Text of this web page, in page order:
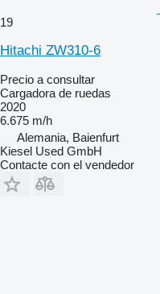
19
Hitachi ZW310-6
Precio a consultar
Cargadora de ruedas
2020
6.675 m/h
Alemania, Baienfurt
Kiesel Used GmbH
Contacte con el vendedor